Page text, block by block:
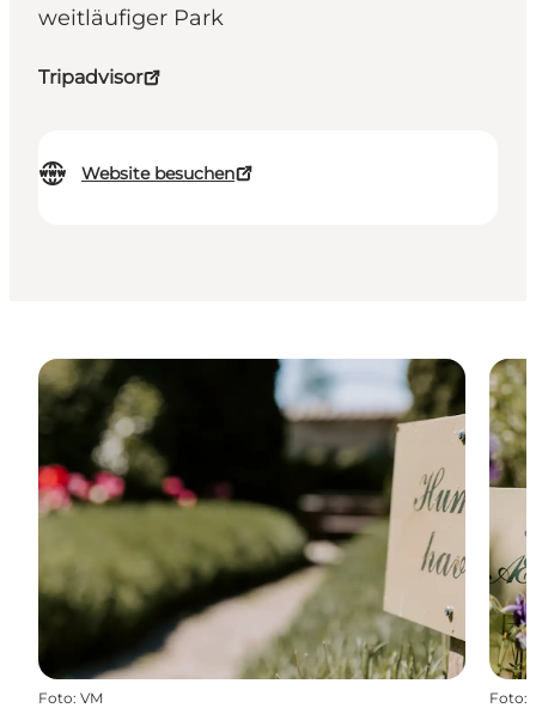
weitläufiger Park
Tripadvisor
Website besuchen
Foto: VM Foto: